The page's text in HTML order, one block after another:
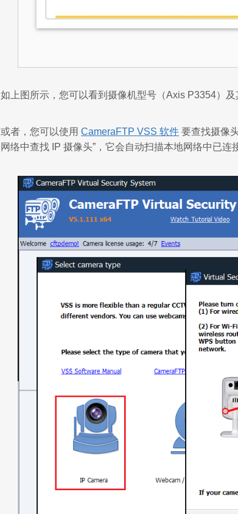
如上图所示，您可以看到摄像机型号（Axis P3354）及
或者，您可以使用 CameraFTP VSS 软件 要查找摄像
网络中查找 IP 摄像头”，它会自动扫描本地网络中已